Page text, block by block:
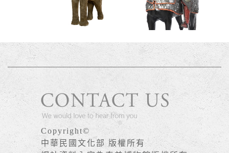
Copyright©
中華民國文化部 版權所有